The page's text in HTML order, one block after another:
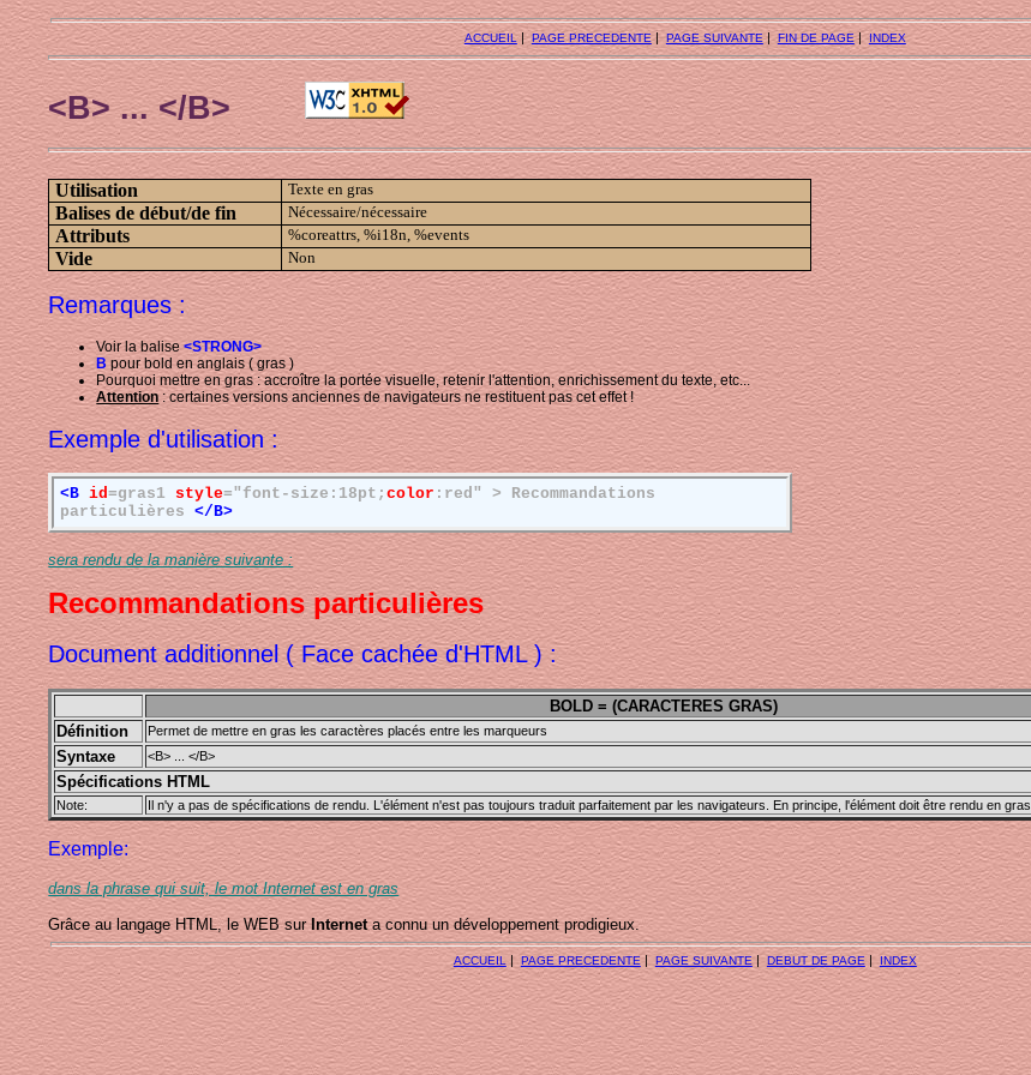
ACCUEIL|PAGE PRECEDENTE|PAGE SUIVANTE|FIN DE PAGE|INDEX
<B> ... </B>
Utilisation Texte en gras
Balises de début/de fin Nécessaire/nécessaire
Attributs %coreattrs, %i18n, %events
Vide Non
Remarques :
Voir la balise<STRONG>
B pour bold en anglais ( gras )
Pourquoi mettre en gras : accroître la portée visuelle, retenir l'attention, enrichissement du texte, etc...
Attention : certaines versions anciennes de navigateurs ne restituent pas cet effet !
Exemple d'utilisation :
<B id=gras1 style="font-size:18pt;color :red" > Recommandations
particulières</B>
sera rendu de la manière suivante :
Recommandations particulières
Document additionnel ( Face cachée d'HTML ) :
BOLD = (CARACTERES GRAS)
Définition
Permet de mettre en gras les caractères placés entre les marqueurs
Syntaxe <B> ... </B>
Spécifications HTML
Note: Il n'y a pas de spécifications de rendu. L'élément n'est pas toujours traduit parfaitement par les navigateurs. En principe, l'élément doit être rendu en gras.
Exemple:
dans la phrase qui suit, le mot Internet est en gras
Grâce au langage HTML, le WEB surInterneta connu un développement prodigieux.
ACCUEIL| PAGE PRECEDENTE| PAGE SUIVANTE| DEBUT DE PAGE| INDEX